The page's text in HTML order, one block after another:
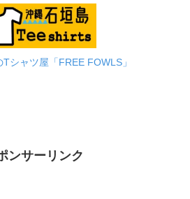
シャツ屋「FREE FOWLS」
ンサーリンク